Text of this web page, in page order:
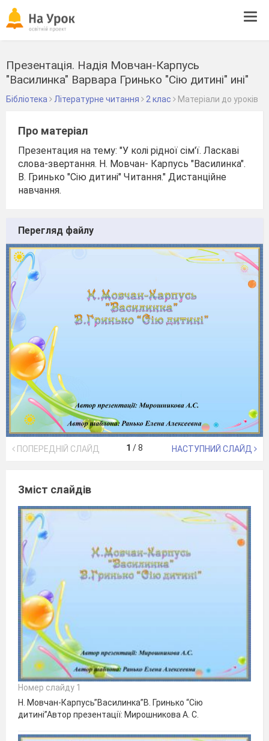
Презентація. Надія Мовчан-Карпусь
"Василинка" Варвара Гринько "Сію дитині" ині"
Бібліотека Літературне читання 2 клас Матеріали до уроків
Про матеріал
Презентация на тему: "У колі рідної сім'ї. Ласкаві
слова-звертання. Н. Мовчан- Карпусь "Василинка".
В. Гринько "Сію дитині" Читання." Дистанційне
навчання.
Перегляд файлу
ПОПЕРЕДНІЙ СЛАЙД 1 /8 НАСТУПНИЙ СЛАЙД
Зміст слайдів
Номер слайду 1
Н. Мовчан-Карпусь”Василинка”В. Гринько “Сію
дитині”Автор презентації: Мирошникова А. С.